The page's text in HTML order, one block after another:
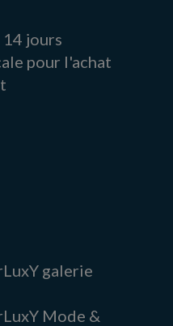
jours
pour l'achat
galerie
Mode &